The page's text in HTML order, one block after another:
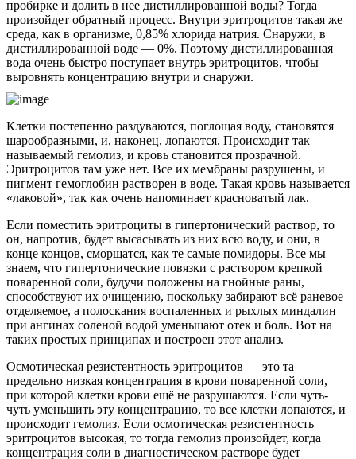
пробирке и долить в нее дистиллированной воды? Тогда
произойдет обратный процесс. Внутри эритроцитов такая же
среда, как в организме, 0,85% хлорида натрия. Снаружи, в
дистиллированной воде — 0%. Поэтому дистиллированная
вода очень быстро поступает внутрь эритроцитов, чтобы
выровнять концентрацию внутри и снаружи.
Клетки постепенно раздуваются, поглощая воду, становятся
шарообразными, и, наконец, лопаются. Происходит так
называемый гемолиз, и кровь становится прозрачной.
Эритроцитов там уже нет. Все их мембраны разрушены, и
пигмент гемоглобин растворен в воде. Такая кровь называется
«лаковой», так как очень напоминает красноватый лак.
Если поместить эритроциты в гипертонический раствор, то
он, напротив, будет высасывать из них всю воду, и они, в
конце концов, сморщатся, как те самые помидоры. Все мы
знаем, что гипертонические повязки с раствором крепкой
поваренной соли, будучи положены на гнойные раны,
способствуют их очищению, поскольку забирают всё раневое
отделяемое, а полоскания воспаленных и рыхлых миндалин
при ангинах соленой водой уменьшают отек и боль. Вот на
таких простых принципах и построен этот анализ.
Осмотическая резистентность эритроцитов — это та
предельно низкая концентрация в крови поваренной соли,
при которой клетки крови ещё не разрушаются. Если чуть-
чуть уменьшить эту концентрацию, то все клетки лопаются, и
происходит гемолиз. Если осмотическая резистентность
эритроцитов высокая, то тогда гемолиз произойдет, когда
концентрация соли в диагностическом растворе будет